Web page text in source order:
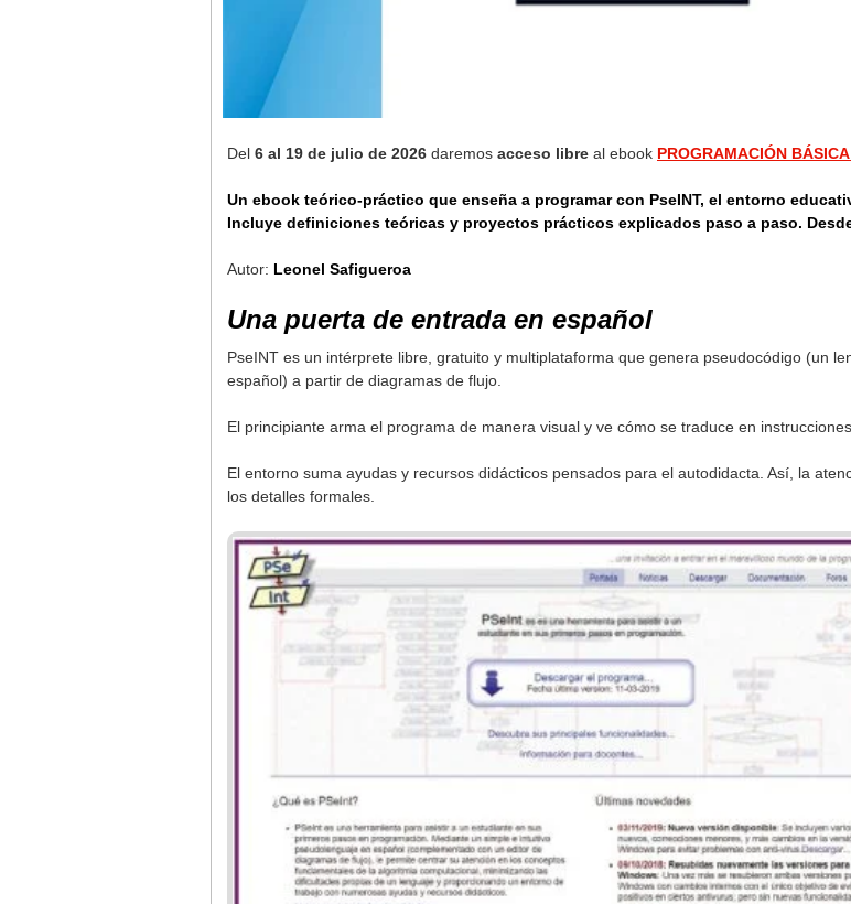
Del 6 al 19 de julio de 2026 daremos acceso libre al ebook PROGRAMACIÓN
Un ebook teórico-práctico que enseña a programar con PseINT, el entorno
Incluye definiciones teóricas y proyectos prácticos explicados paso a paso.
Autor: Leonel Safigueroa
Una puerta de entrada en español
PseINT es un intérprete libre, gratuito y multiplataforma que genera pseudocódigo (un
español) a partir de diagramas de flujo.
El principiante arma el programa de manera visual y ve cómo se traduce en
El entorno suma ayudas y recursos didácticos pensados para el autodidacta. Así, la
los detalles formales.